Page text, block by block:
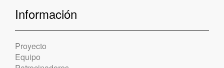
Información
Proyecto
Equipo